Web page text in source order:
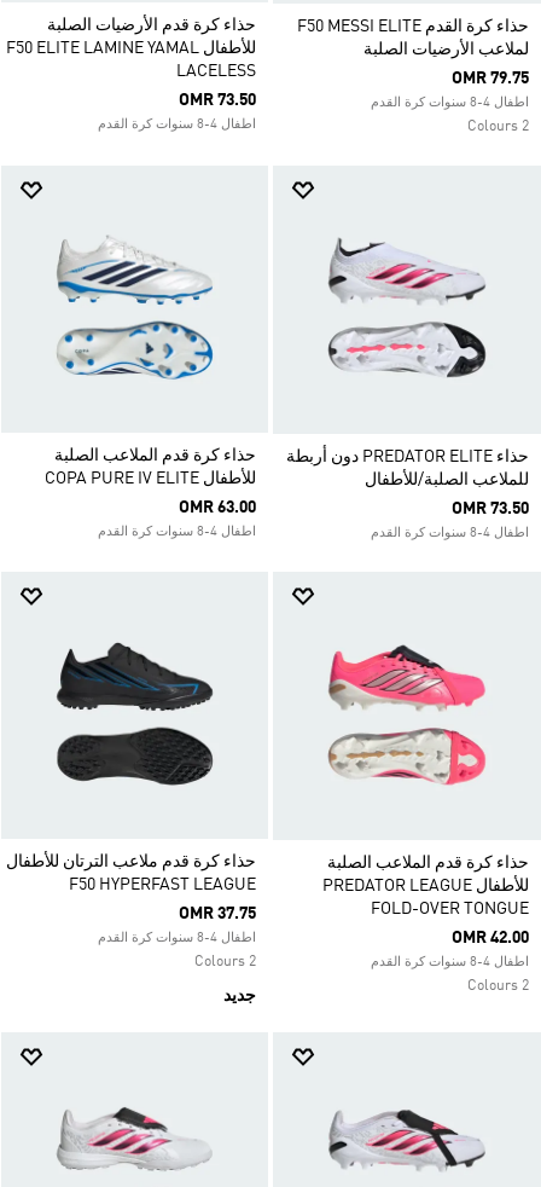
حذاء كرة القدم F50 MESSI ELITE
لملاعب الأرضيات الصلبة
OMR 79.75
اطفال 4-8 سنوات كرة القدم
2 Colours
حذاء كرة قدم الأرضيات الصلبة
للأطفال F50 ELITE LAMINE YAMAL
LACELESS
OMR 73.50
اطفال 4-8 سنوات كرة القدم
حذاء PREDATOR ELITE دون أربطة
للملاعب الصلبة/للأطفال
OMR 73.50
اطفال 4-8 سنوات كرة القدم
حذاء كرة قدم الملاعب الصلبة
للأطفال COPA PURE IV ELITE
OMR 63.00
اطفال 4-8 سنوات كرة القدم
حذاء كرة قدم الملاعب الصلبة
للأطفال PREDATOR LEAGUE
FOLD-OVER TONGUE
OMR 42.00
اطفال 4-8 سنوات كرة القدم
2 Colours
حذاء كرة قدم ملاعب الترتان للأطفال
F50 HYPERFAST LEAGUE
OMR 37.75
اطفال 4-8 سنوات كرة القدم
2 Colours
جديد